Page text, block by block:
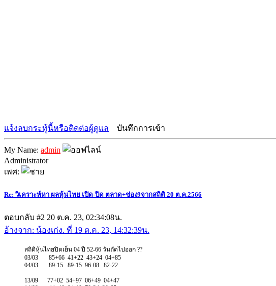
แจ้งลบกระทู้นี้หรือติดต่อผู้ดูแล บันทึกการเข้า
My Name: admin
Administrator
เพศ:
Re: วิเคราะห์หา ผลหุ้นไทย เปิด-ปิด ตลาด+ช่อง9จากสถิติ 20 ต.ค.2566
ตอบกลับ #2 20 ต.ค. 23, 02:34:08น.
อ้างจาก: น้องเก่ง. ที่ 19 ต.ค. 23, 14:32:39น.
สถิติหุ้นไทยปิดเย็น 04 ปี 52-66 วันถัดไปออก ??
03/03 85+66 41+22 43+24 04+85
04/03 89-15 89-15 96-08 82-22
13/09 77+02 54+97 06+49 04+47